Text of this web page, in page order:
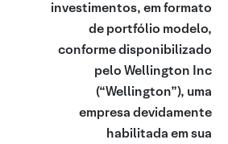
investimentos, em formato
de portfólio modelo,
conforme disponibilizado
pelo Wellington Inc
(“Wellington”), uma
empresa devidamente
habilitada em sua